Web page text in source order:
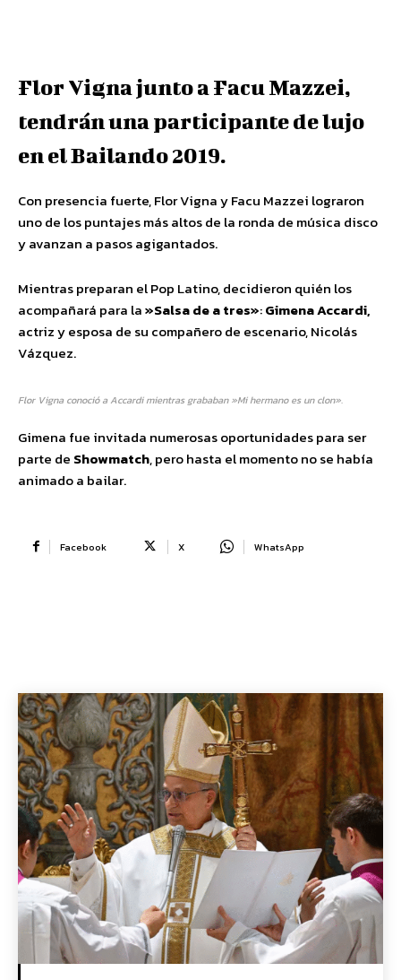
Flor Vigna junto a Facu Mazzei,
tendrán una participante de lujo
en el Bailando 2019.
Con presencia fuerte, Flor Vigna y Facu Mazzei lograron
uno de los puntajes más altos de la ronda de música disco
y avanzan a pasos agigantados.
Mientras preparan el Pop Latino, decidieron quién los
acompañará para la»Salsa de a tres»:Gimena Accardi,
actriz y esposa de su compañero de escenario, Nicolás
Vázquez.
Flor Vigna conoció a Accardi mientras grababan »Mi hermano es un clon».
Gimena fue invitada numerosas oportunidades para ser
parte de Showmatch, pero hasta el momento no se había
animado a bailar.
Facebook X WhatsApp